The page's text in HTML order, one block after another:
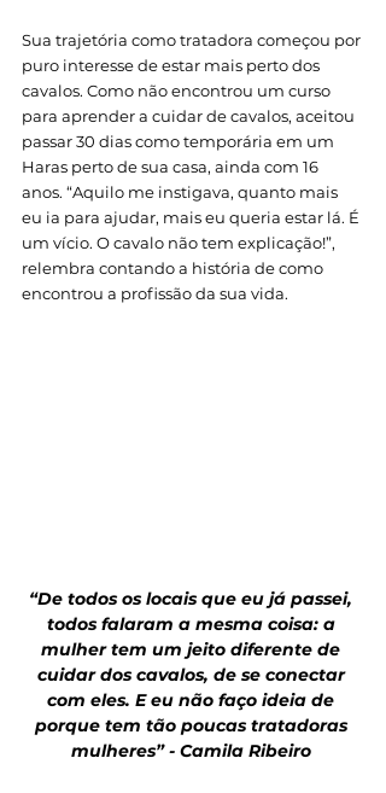
Sua trajetória como tratadora começou por
puro interesse de estar mais perto dos
cavalos. Como não encontrou um curso
para aprender a cuidar de cavalos, aceitou
passar 30 dias como temporária em um
Haras perto de sua casa, ainda com 16
anos. “Aquilo me instigava, quanto mais
eu ia para ajudar, mais eu queria estar lá. É
um vício. O cavalo não tem explicação!”,
relembra contando a história de como
encontrou a profissão da sua vida.
“De todos os locais que eu já passei,
todos falaram a mesma coisa: a
mulher tem um jeito diferente de
cuidar dos cavalos, de se conectar
com eles. E eu não faço ideia de
porque tem tão poucas tratadoras
mulheres” - Camila Ribeiro